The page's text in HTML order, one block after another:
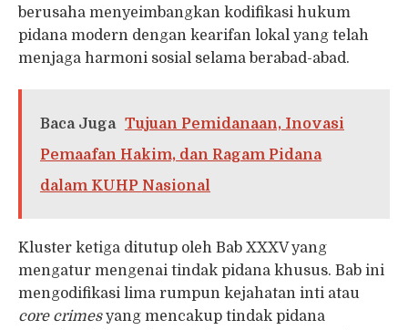
berusaha menyeimbangkan kodifikasi hukum
pidana modern dengan kearifan lokal yang telah
menjaga harmoni sosial selama berabad-abad.
Baca Juga Tujuan Pemidanaan, Inovasi
Pemaafan Hakim, dan Ragam Pidana
dalam KUHP Nasional
Kluster ketiga ditutup oleh Bab XXXV yang
mengatur mengenai tindak pidana khusus. Bab ini
mengodifikasi lima rumpun kejahatan inti atau
core crimesyang mencakup tindak pidana